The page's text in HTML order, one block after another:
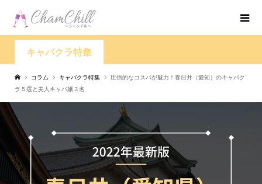
キャバクラ特集
コラム キャバクラ特集
圧倒的なコスパが魅力！春日井（愛知）のキャバク
ラ５選と美人キャバ嬢３名